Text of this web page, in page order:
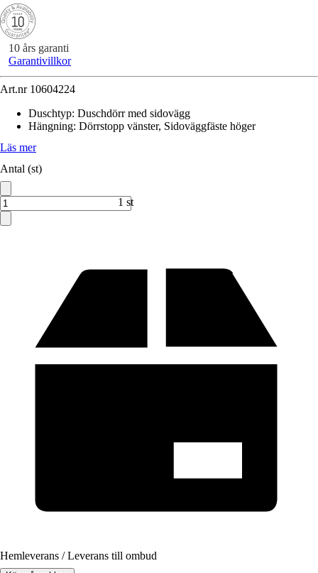
10 års garanti
Garantivillkor
Art.nr 10604224
Duschtyp: Duschdörr med sidovägg
Hängning: Dörrstopp vänster, Sidoväggfäste höger
Läs mer
Antal (st)
1 st
Hemleverans / Leverans till ombud